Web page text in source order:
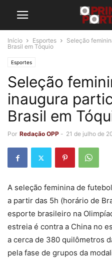
Início Esportes
Seleção
Brasil em Tóquio
Esportes
Seleção
inaugura
Brasil em
Por Redação OPP - 21 de julho de
A seleção feminina de
a partir das 5h (horário de
esporte brasileiro na
estreia é contra a China no
a cerca de 380 quilômetros
pela fase de grupos da